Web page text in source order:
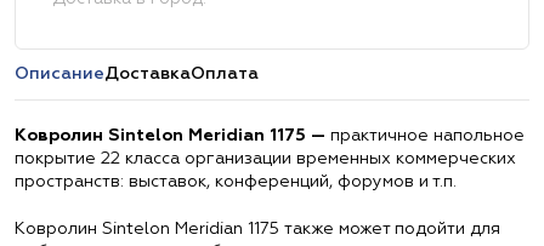
ОписаниеДоставкаОплата
Ковролин Sintelon Meridian 1175 — практичное напольное
покрытие 22 класса организации временных коммерческих
пространств: выставок, конференций, форумов и т.п.
Ковролин Sintelon Meridian 1175 также может подойти для